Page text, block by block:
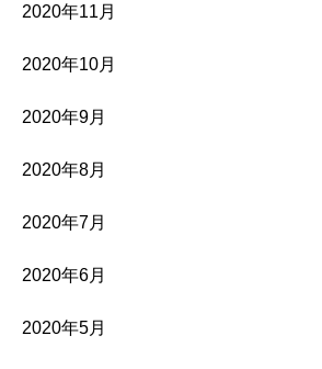
2020年11月
2020年10月
2020年9月
2020年8月
2020年7月
2020年6月
2020年5月